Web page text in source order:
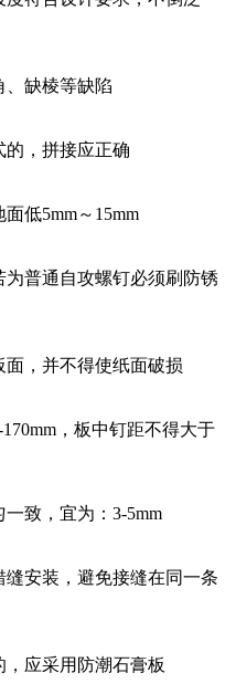
、缺棱等缺陷
的，拼接应正确
低5mm～15mm
普通自攻螺钉必须刷防锈
，并不得使纸面破损
，板中钉距不得大于
致，宜为：3-5mm
安装，避免接缝在同一条
应采用防潮石膏板